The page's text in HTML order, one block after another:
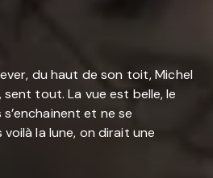
du haut de son toit, Michel
tout. La vue est belle, le
et ne se
la lune, on dirait une